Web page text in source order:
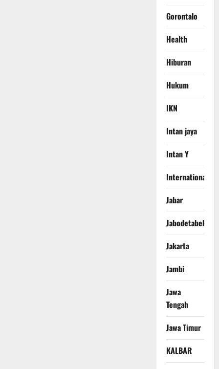
Gorontalo
Health
Hiburan
Hukum
IKN
Intan jaya
Intan Y
International
Jabar
Jabodetabek
Jakarta
Jambi
Jawa
Tengah
Jawa Timur
KALBAR